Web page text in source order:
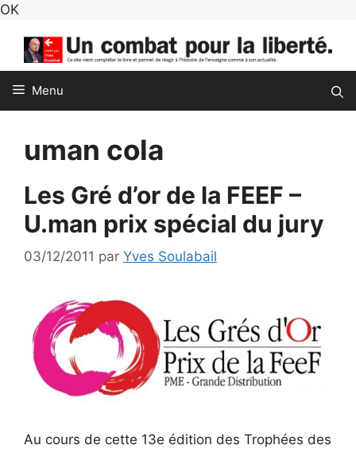
OKAller
contenu
Menu
uman cola
Les Gré d’or de la FEEF –
U.man prix spécial du jury
03/12/2011 par Yves Soulabail
Au cours de cette 13e édition des Trophées des